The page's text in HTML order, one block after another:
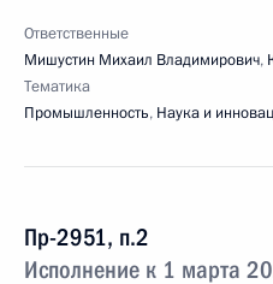
Ответственные
Мишустин Михаил Владимирович,
Тематика
Промышленность, Наука и
Пр-2951, п.2
Исполнение к 1 марта